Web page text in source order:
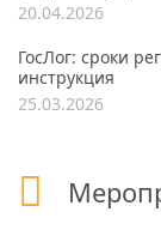
20.04.2026
ГосЛог: сроки
инструкция
25.03.2026